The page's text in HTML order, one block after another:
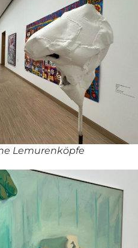
Lemurenköpfe